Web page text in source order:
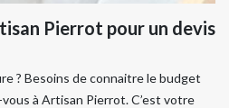
Pierrot pour un devis
? Besoins de connaitre le budget
à Artisan Pierrot. C’est votre